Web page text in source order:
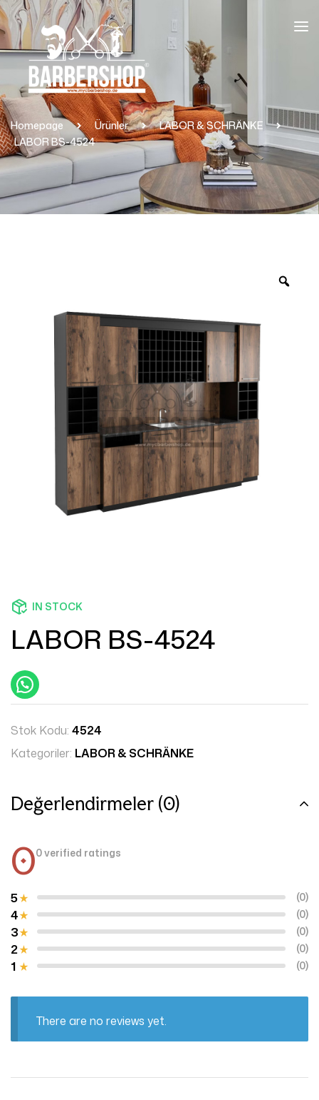
Homepage Ürünler
LABOR & SCHRÄNKE
LABOR BS-4524
IN STOCK
LABOR BS-4524
Stok Kodu: 4524
Kategoriler: LABOR & SCHRÄNKE
Değerlendirmeler (0)
00 verified ratings
1 (0)
2 (0)
3 (0)
4 (0)
5 (0)
There are no reviews yet.